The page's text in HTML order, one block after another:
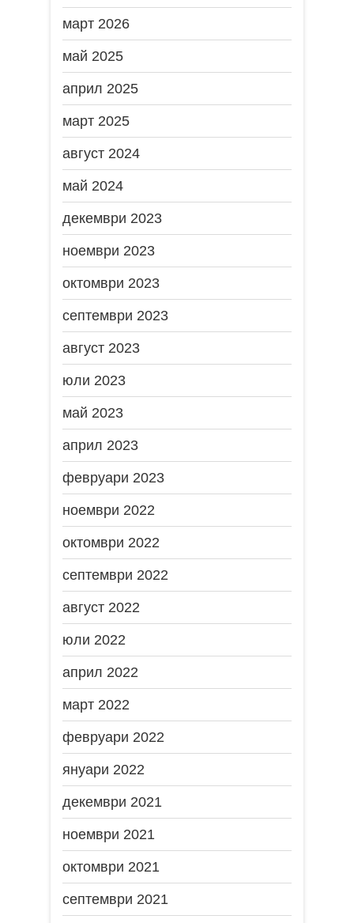
март 2026
май 2025
април 2025
март 2025
август 2024
май 2024
декември 2023
ноември 2023
октомври 2023
септември 2023
август 2023
юли 2023
май 2023
април 2023
февруари 2023
ноември 2022
октомври 2022
септември 2022
август 2022
юли 2022
април 2022
март 2022
февруари 2022
януари 2022
декември 2021
ноември 2021
октомври 2021
септември 2021